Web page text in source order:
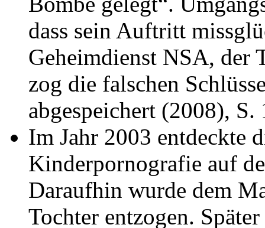
dass sein Auftritt
Geheimdienst NSA, der
zog die falschen
abgespeichert (2008), S.
Im Jahr 2003 entdeckte
Kinderpornografie auf
Daraufhin wurde dem
Tochter entzogen.